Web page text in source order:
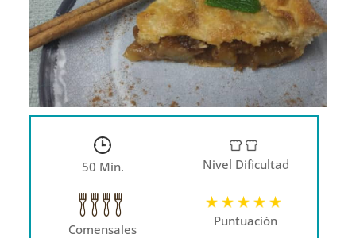
50 Min. Nivel Dificultad
Comensales
Puntuación